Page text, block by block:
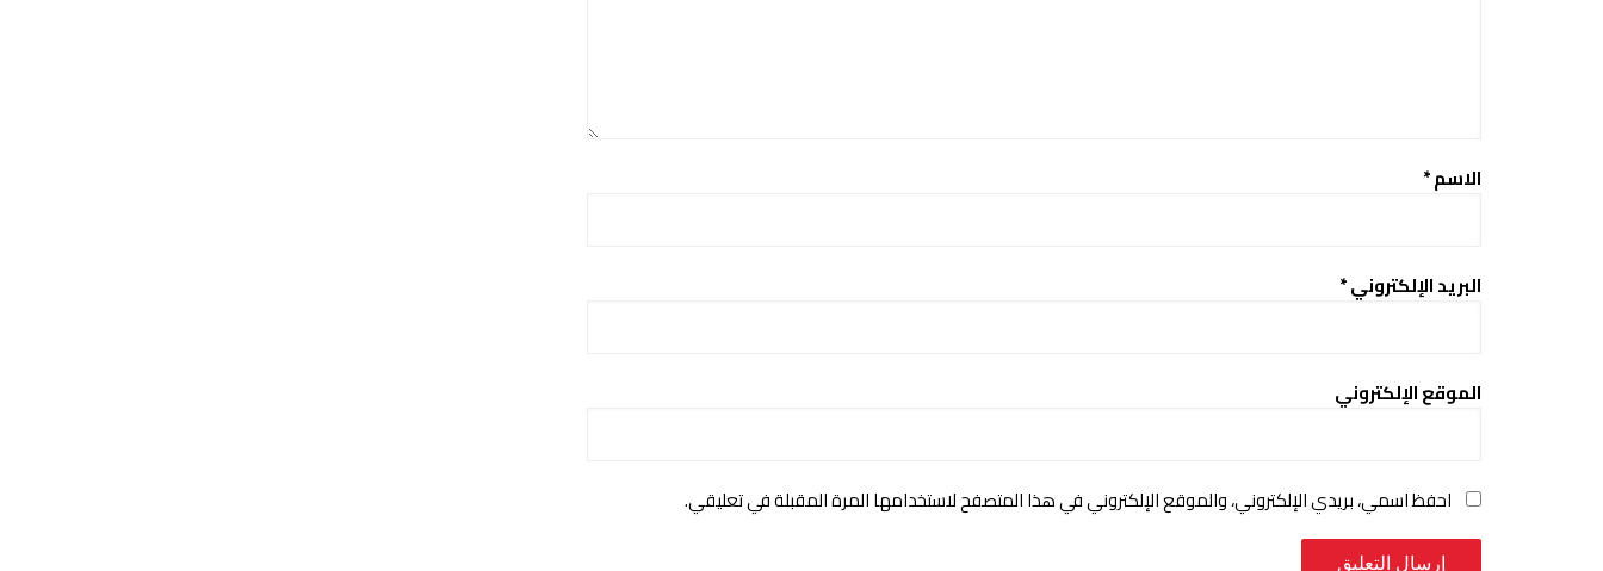
الاسم*
البريد الإلكتروني*
الموقع الإلكتروني
احفظ اسمي، بريدي الإلكتروني، والموقع الإلكتروني في هذا المتصفح لاستخدامها المرة المقبلة في تعليقي.